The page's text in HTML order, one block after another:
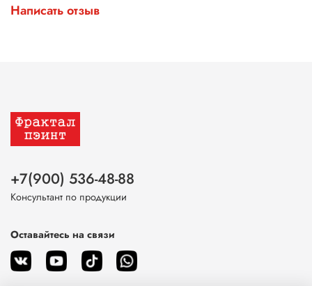
Написать отзыв
+7(900) 536-48-88
Консультант по продукции
Оставайтесь на связи